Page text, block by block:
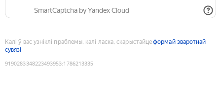
SmartCaptcha by Yandex Cloud
Калі ў вас узніклі праблемы, калі ласка, скарыстайцеформай зваротнай
сувязі
9190283348223493953:1786213335